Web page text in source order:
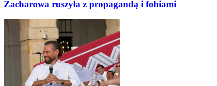
Zacharowa ruszyła z propagandą i fobiami